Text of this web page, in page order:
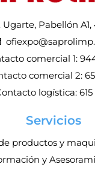
Ugarte, Pabellón
comercial 1:
comercial 2:
logística: 615
Servicios
productos y
y